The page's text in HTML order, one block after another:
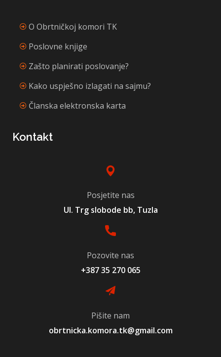
O Obrtničkoj komori TK
Poslovne knjige
Zašto planirati poslovanje?
Kako uspješno izlagati na sajmu?
Članska elektronska karta
Kontakt
Posjetite nas
Ul. Trg slobode bb, Tuzla
Pozovite nas
+387 35 270 065
Pišite nam
obrtnicka.komora.tk@gmail.com